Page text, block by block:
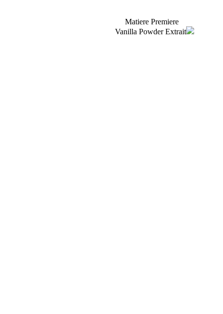
Matiere Premiere
Vanilla Powder Extrait